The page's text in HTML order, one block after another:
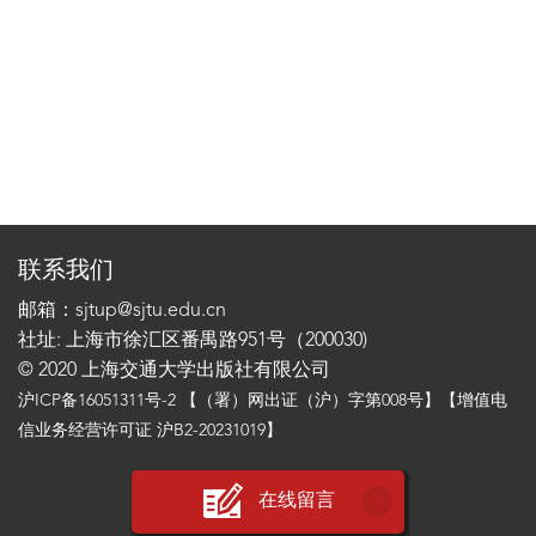
联系我们
邮箱：sjtup@sjtu.edu.cn
社址: 上海市徐汇区番禺路951号（200030)
© 2020 上海交通大学出版社有限公司
沪ICP备16051311号-2 【（署）网出证（沪）字第008号】【增值电
信业务经营许可证 沪B2-20231019】
在线留言